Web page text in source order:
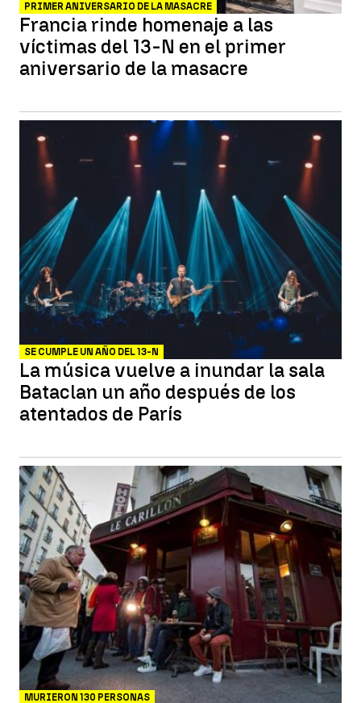
PRIMER ANIVERSARIO DE LA MASACRE
Francia rinde homenaje a las
víctimas del 13-N en el primer
aniversario de la masacre
SE CUMPLE UN AÑO DEL 13-N
La música vuelve a inundar la sala
Bataclan un año después de los
atentados de París
MURIERON 130 PERSONAS